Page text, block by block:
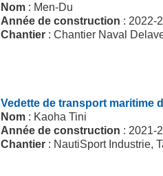
Nom : Men-Du
Année de construction : 2022-
Chantier : Chantier Naval
Vedette de transport maritime
Nom : Kaoha Tini
Année de construction : 2021-
Chantier : NautiSport Industrie,